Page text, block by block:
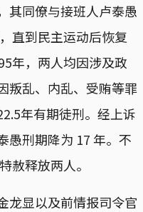
其同僚与接班人卢泰愚
直到民主运动后恢复
年，两人均因涉及政
叛乱、内乱、受贿等罪
年有期徒刑。经上诉
愚刑期降为 17 年。不
赦释放两人。
龙显以及前情报司令官